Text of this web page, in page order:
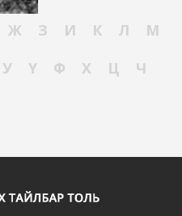
Ж З И К Л
М
У Ү Ф Х Ц
Ч